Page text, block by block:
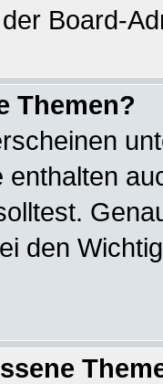
Board-
Themen?
enthalten
den